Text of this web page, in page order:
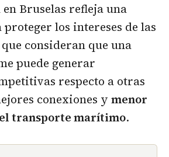
Bruselas refleja una
los intereses de las
consideran que una
puede generar
respecto a otras
conexiones y menor
transporte marítimo.